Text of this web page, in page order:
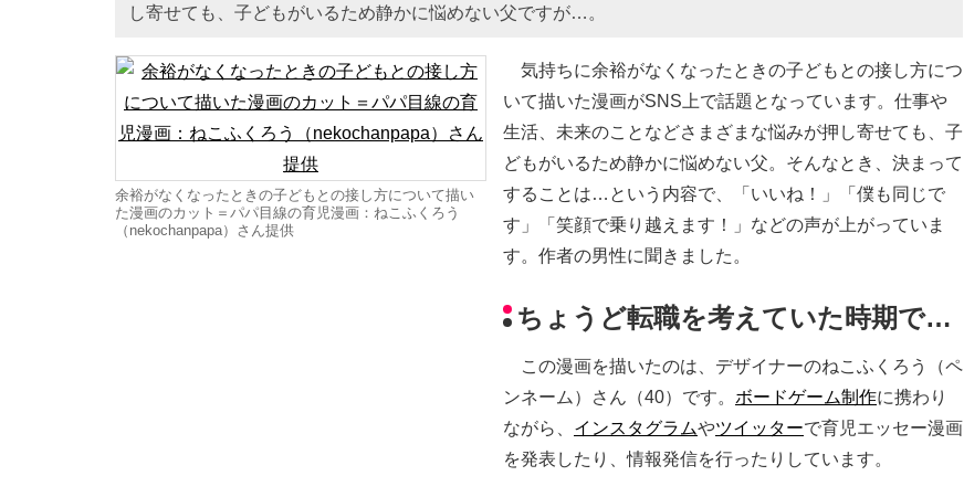
し寄せても、子どもがいるため静かに悩めない父ですが…。
余裕がなくなったときの子どもとの接し方について描い
た漫画のカット＝パパ目線の育児漫画：ねこふくろう
（nekochanpapa）さん提供
気持ちに余裕がなくなったときの子どもとの接し方につ
いて描いた漫画がSNS上で話題となっています。仕事や
生活、未来のことなどさまざまな悩みが押し寄せても、子
どもがいるため静かに悩めない父。そんなとき、決まって
することは…という内容で、「いいね！」「僕も同じで
す」「笑顔で乗り越えます！」などの声が上がっていま
す。作者の男性に聞きました。
ちょうど転職を考えていた時期で…
この漫画を描いたのは、デザイナーのねこふくろう（ペ
ンネーム）さん（40）です。 ボードゲーム制作に携わり
ながら、 インスタグラムやツイッターで育児エッセー漫画
を発表したり、情報発信を行ったりしています。